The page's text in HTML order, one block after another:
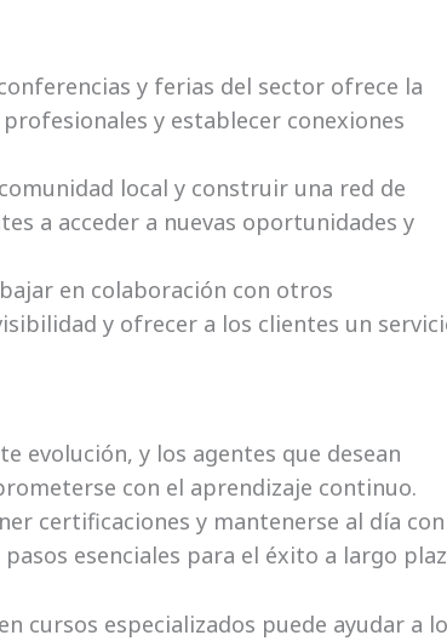
y ferias del sector ofrece la
y establecer conexiones
local y construir una red de
a acceder a nuevas oportunidades y
en colaboración con otros
y ofrecer a los clientes un
evolución, y los agentes que desean
con el aprendizaje continuo.
certificaciones y mantenerse al día con
esenciales para el éxito a largo
cursos especializados puede ayudar a